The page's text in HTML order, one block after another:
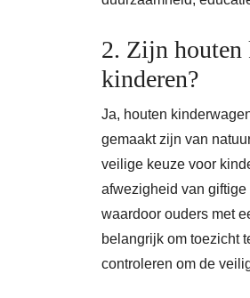
2. Zijn houten
kinderen?
Ja, houten
gemaakt zijn van
veilige keuze voor
afwezigheid van
waardoor ouders met
belangrijk om toezicht
controleren om de